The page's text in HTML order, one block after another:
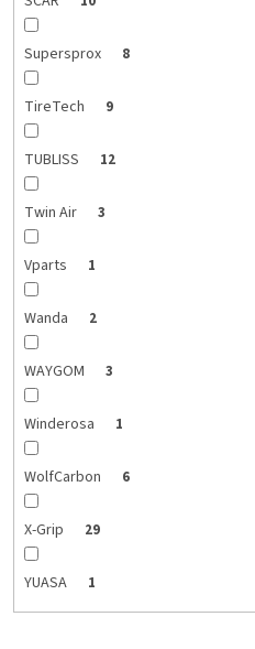
Supersprox 8
TireTech 9
TUBLISS 12
Twin Air 3
Vparts 1
Wanda 2
WAYGOM 3
Winderosa 1
WolfCarbon 6
X-Grip 29
YUASA 1